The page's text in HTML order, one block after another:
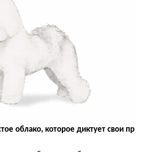
облако, которое диктует свои пр